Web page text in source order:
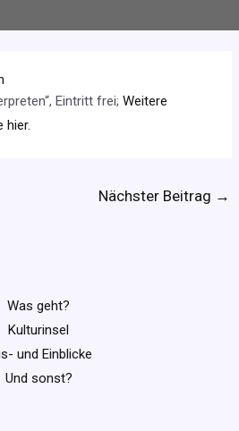
Eintritt frei;Weitere
hier.
Nächster Beitrag →
Was geht?
Kulturinsel
und Einblicke
Und sonst?